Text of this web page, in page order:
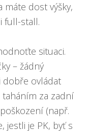
máte dost výšky,
i full-stall.
situaci.
– žádný
dobře ovládat
taháním za zadní
(např.
jestli je PK, byť s